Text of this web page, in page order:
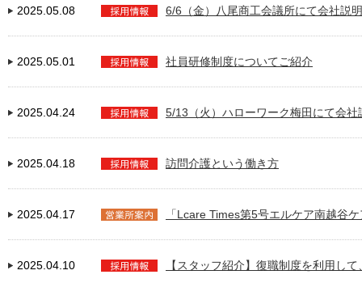
2025.05.08 6/6（金）八尾商工会議所にて会社説
2025.05.01 社員研修制度についてご紹介
2025.04.24 5/13（火）ハローワーク梅田にて会
2025.04.18 訪問介護という働き方
2025.04.17 「Lcare Times第5号エルケア南越谷
2025.04.10 【スタッフ紹介】復職制度を利用し